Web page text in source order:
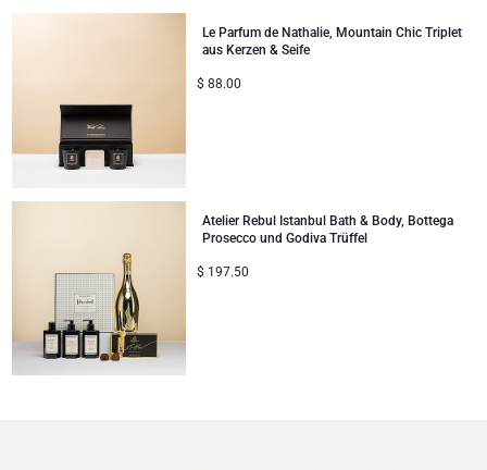
Le Parfum de Nathalie, Mountain Chic Triplet
aus Kerzen & Seife
$ 88.00
Atelier Rebul Istanbul Bath & Body, Bottega
Prosecco und Godiva Trüffel
$ 197.50